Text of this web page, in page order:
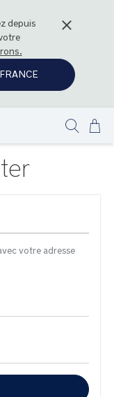
depuis
FRANCE
votre adresse